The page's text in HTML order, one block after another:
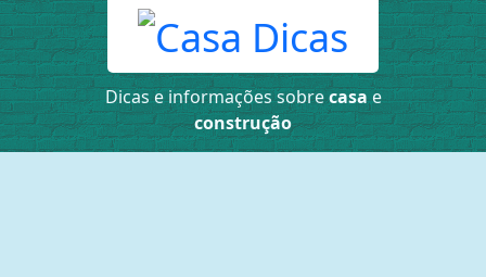
Dicas e informações sobrecasae
construção